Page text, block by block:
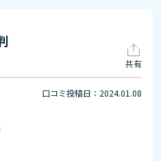
共有
口コミ投稿日：2024.01.08